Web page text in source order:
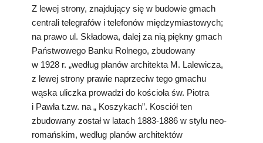
Z lewej strony, znajdujący się w budowie gmach
centrali telegrafów i telefonów międzymiastowych;
na prawo ul. Składowa, dalej za nią piękny gmach
Państwowego Banku Rolnego, zbudowany
w 1928 r. „według planów architekta M. Lalewicza,
z lewej strony prawie naprzeciw tego gmachu
wąska uliczka prowadzi do kościoła św. Piotra
i Pawła t.zw. na „ Koszykach”. Kosciół ten
zbudowany został w latach 1883-1886 w stylu neo-
romańskim, według planów architektów